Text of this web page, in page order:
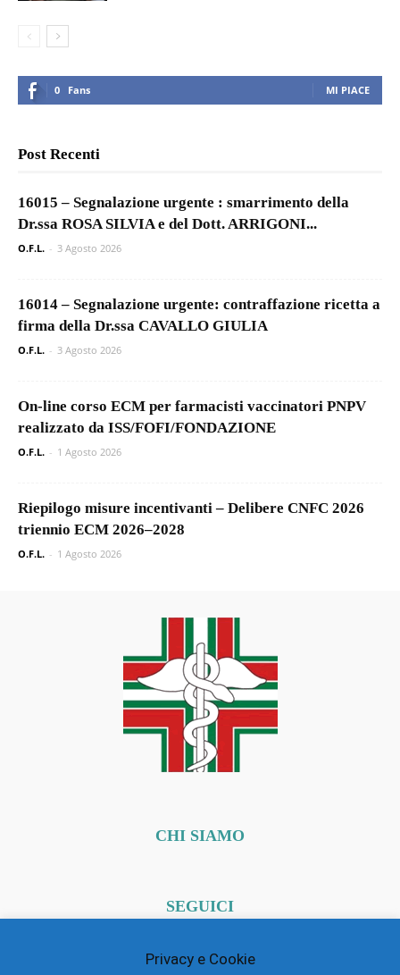
0 Fans MI PIACE
Post Recenti
16015 – Segnalazione urgente : smarrimento della
Dr.ssa ROSA SILVIA e del Dott. ARRIGONI...
O.F.L. - 3 Agosto 2026
16014 – Segnalazione urgente: contraffazione ricetta a
firma della Dr.ssa CAVALLO GIULIA
O.F.L. - 3 Agosto 2026
On-line corso ECM per farmacisti vaccinatori PNPV
realizzato da ISS/FOFI/FONDAZIONE
O.F.L. - 1 Agosto 2026
Riepilogo misure incentivanti – Delibere CNFC 2026
triennio ECM 2026–2028
O.F.L. - 1 Agosto 2026
CHI SIAMO
SEGUICI
Privacy e Cookie